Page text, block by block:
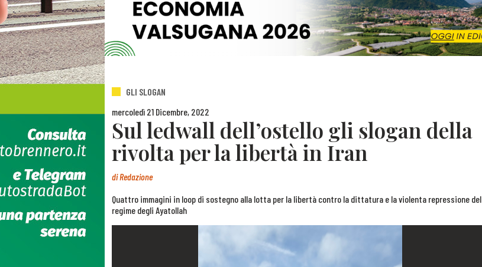
GLI SLOGAN
mercoledì 21 Dicembre, 2022
Sul ledwall dell’ostello gli slogan della
rivolta per la libertà in Iran
diRedazione
Quattro immagini in loop di sostegno alla lotta per la libertà contro la dittatura e la violenta repressione del
regime degli Ayatollah